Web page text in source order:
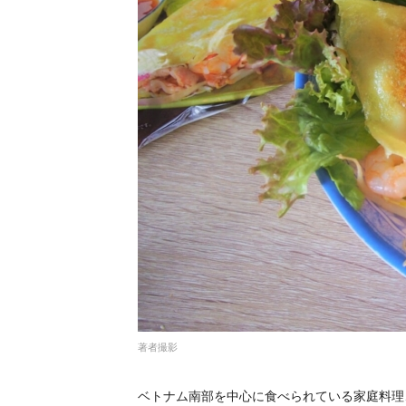
著者撮影
ベトナム南部を中心に食べられている家庭料